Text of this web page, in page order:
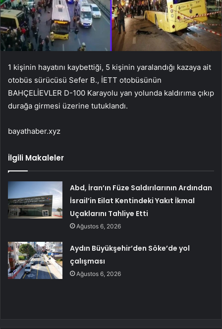
1 kişinin hayatını kaybettiği, 5 kişinin yaralandığı kazaya ait
otobüs sürücüsü Sefer B., İETT otobüsünün
BAHÇELİEVLER D-100 Karayolu yan yolunda kaldırıma çıkıp
durağa girmesi üzerine tutuklandı.
bayathaber.xyz
İlgili Makaleler
Abd, İran’ın Füze Saldırılarının Ardından
İsrail’in Eilat Kentindeki Yakıt İkmal
Uçaklarını Tahliye Etti
Ağustos 6, 2026
Aydın Büyükşehir’den Söke’de yol
çalışması
Ağustos 6, 2026